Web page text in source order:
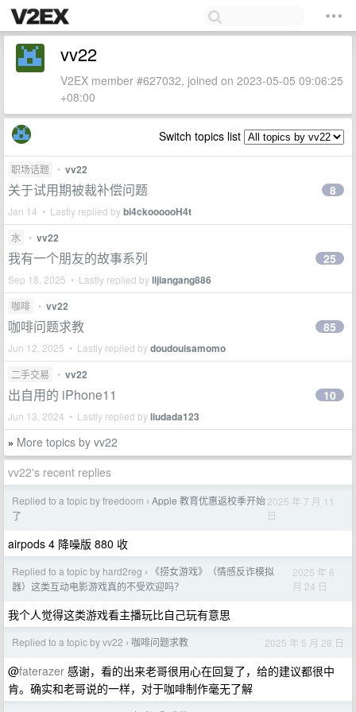
vv22
V2EX member #627032, joined on 2023-05-05 09:06:25
+08:00
Switch topics list
职场话题 • vv22
关于试用期被裁补偿问题
Jan 14 • Lastly replied bybl4ckoooooH4t
8
水 • vv22
我有一个朋友的故事系列
Sep 18, 2025 • Lastly replied bylijiangang886
25
咖啡 • vv22
咖啡问题求教
Jun 12, 2025 • Lastly replied bydoudouisamomo
85
二手交易 • vv22
出自用的 iPhone11
Jun 13, 2024 • Lastly replied byliudada123
10
» More topics by vv22
vv22's recent replies
Replied to a topic by freedoom › Apple 教育优惠返校季开始
了
2025 年 7 月 11
日
airpods 4 降噪版 880 收
Replied to a topic by hard2reg ›
《捞女游戏》（情感反诈模拟
器）这类互动电影游戏真的不受欢迎吗？
2025 年 6
月 24 日
我个人觉得这类游戏看主播玩比自己玩有意思
Replied to a topic by vv22 › 咖啡问题求教 2025 年 5 月 28 日
@faterazer 感谢，看的出来老哥很用心在回复了，给的建议都很中
肯。确实和老哥说的一样，对于咖啡制作毫无了解